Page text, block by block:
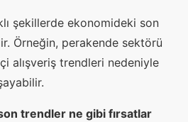
şekillerde ekonomideki son
Örneğin, perakende sektörü
alışveriş trendleri nedeniyle
trendler ne gibi fırsatlar